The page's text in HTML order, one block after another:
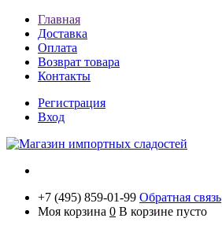
Главная
Доставка
Оплата
Возврат товара
Контакты
Регистрация
Вход
+7 (495) 859-01-99 Обратная связь
Моя корзина 0 В корзине пусто